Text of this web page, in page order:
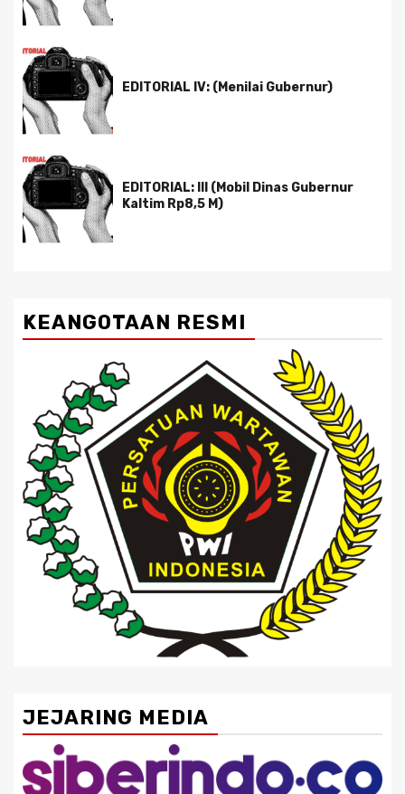
EDITORIAL IV: (Menilai Gubernur)
EDITORIAL: III (Mobil Dinas Gubernur
Kaltim Rp8,5 M)
KEANGOTAAN RESMI
JEJARING MEDIA